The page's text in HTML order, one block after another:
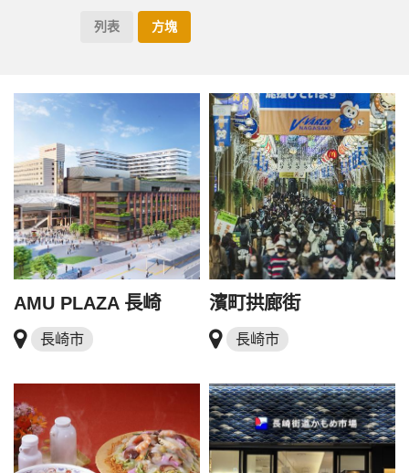
列表 方塊
AMU PLAZA 長崎
長崎市
濱町拱廊街
長崎市